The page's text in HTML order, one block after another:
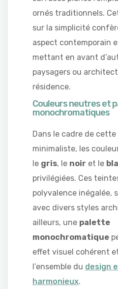
ornés traditionnels.
sur la simplicité
aspect contemporain
mettant en avant
paysagers ou
résidence.
Couleurs neutres et
monochromatiques
Dans le cadre de
minimaliste, les
le gris, le noir et le
privilégiées. Ces
polyvalence inégalée,
avec divers styles
ailleurs, une palette
monochromatique
effet visuel cohérent
l’ensemble du design
harmonieux.